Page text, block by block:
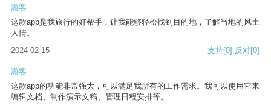
游客
这款app是我旅行的好帮手，让我能够轻松找到目的地，了解当地的风土
人情。
2024-02-15
支持[0] 反对[0]
游客
这款app的功能非常强大，可以满足我所有的工作需求。我可以使用它来
编辑文档、制作演示文稿、管理日程安排等。